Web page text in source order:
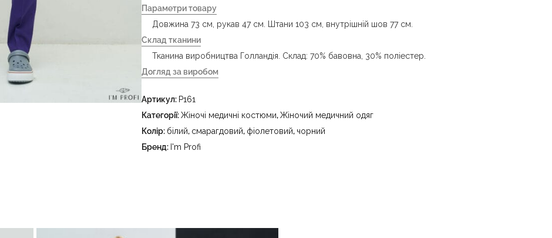
Параметри товару
Довжина 73 см, рукав 47 см. Штани 103 см, внутрішній шов 77 см.
Склад тканини
Тканина виробництва Голландія. Склад: 70% бавовна, 30% поліестер.
Догляд за виробом
праски до 150 °C - не відбілювати - суха чистка з використанням
тетрахлоретилену (перхлоретилену) та вуглеводів (бензин, вайт-спірит) - сушити
в пральному барабані за температури до 40 °C
Артикул: P161
Категорії:Жіночі медичні костюми,Жіночий медичний одяг
Колір: білий, смарагдовий, фіолетовий, чорний
Бренд: I'm Profi